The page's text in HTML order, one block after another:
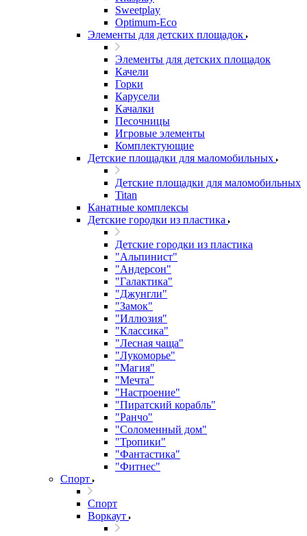
Sweetplay
Оptimum-Еco
Элементы для детских площадок
Элементы для детских площадок
Качели
Горки
Карусели
Качалки
Песочницы
Игровые элементы
Комплектующие
Детские площадки для маломобильных
Детские площадки для маломобильных
Titan
Канатные комплексы
Детские городки из пластика
Детские городки из пластика
"Альпинист"
"Андерсон"
"Галактика"
"Джунгли"
"Замок"
"Иллюзия"
"Классика"
"Лесная чаща"
"Лукоморье"
"Магия"
"Мечта"
"Настроение"
"Пиратский корабль"
"Ранчо"
"Соломенный дом"
"Тропики"
"Фантастика"
"Фитнес"
Спорт
Спорт
Воркаут